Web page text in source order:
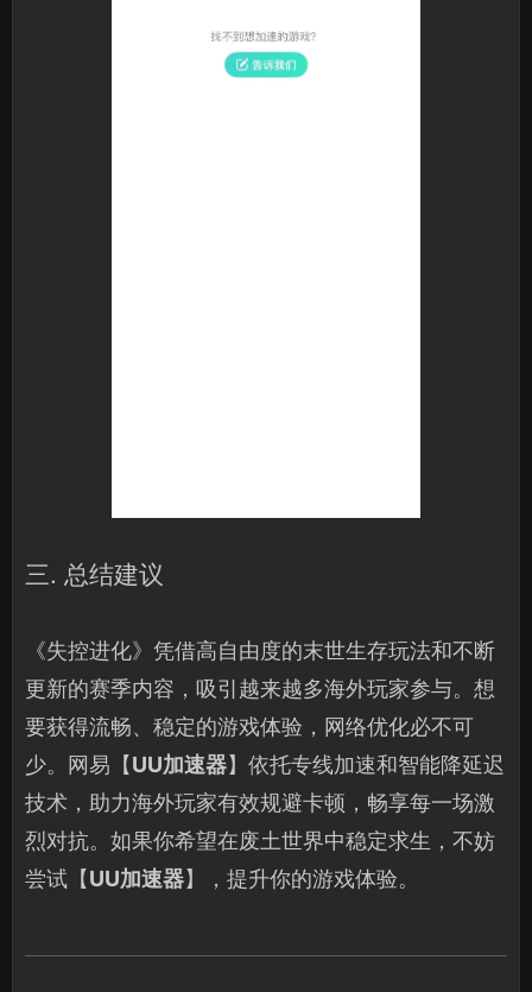
三. 总结建议
《失控进化》凭借高自由度的末世生存玩法和不断
更新的赛季内容，吸引越来越多海外玩家参与。想
要获得流畅、稳定的游戏体验，网络优化必不可
少。网易【UU加速器】依托专线加速和智能降延迟
技术，助力海外玩家有效规避卡顿，畅享每一场激
烈对抗。如果你希望在废土世界中稳定求生，不妨
尝试【UU加速器】，提升你的游戏体验。